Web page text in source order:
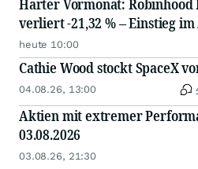
Harter Vormonat: Robinhood
verliert -21,32 % – Einstieg im
heute 10:00
Cathie Wood stockt SpaceX
04.08.26, 13:00
Aktien mit extremer
03.08.2026
03.08.26, 21:30